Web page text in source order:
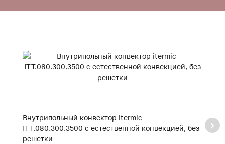
Внутрипольный конвектор itermic
ITT.080.300.3500 с естественной конвекцией, без
решетки